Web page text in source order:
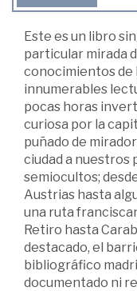
Este es un libro
particular mirada
conocimientos de
innumerables
pocas horas
curiosa por la
puñado de
ciudad a nuestros
semiocultos;
Austrias hasta
una ruta
Retiro hasta
destacado, el
bibliográfico
documentado ni